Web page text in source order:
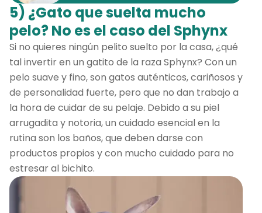
5) ¿Gato que suelta mucho
pelo? No es el caso del Sphynx
Si no quieres ningún pelito suelto por la casa, ¿qué
tal invertir en un gatito de la raza Sphynx? Con un
pelo suave y fino, son gatos auténticos, cariñosos y
de personalidad fuerte, pero que no dan trabajo a
la hora de cuidar de su pelaje. Debido a su piel
arrugadita y notoria, un cuidado esencial en la
rutina son los baños, que deben darse con
productos propios y con mucho cuidado para no
estresar al bichito.